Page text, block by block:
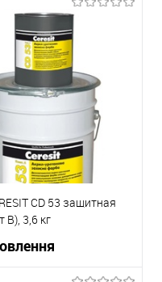
В корзину
1 клік
До
порівняння
В наявності
CD 53 защитная
B), 3,6 кг